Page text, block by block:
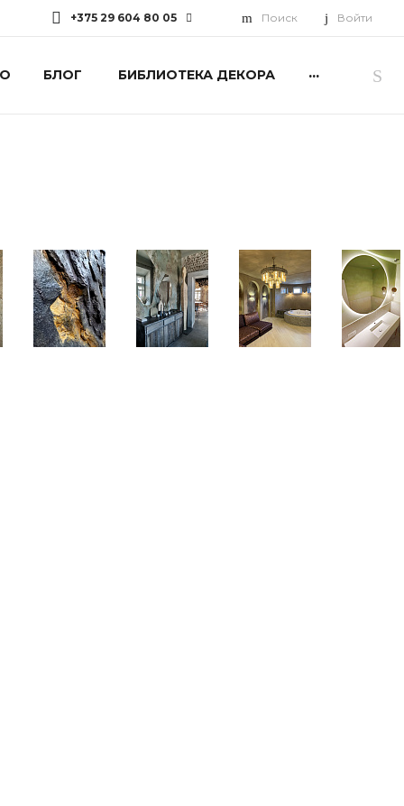
+375 29 604 80 05
Выходной
primavera@mav.by
Поиск Войти
БЛОГ БИБЛИОТЕКА ДЕКОРА ...